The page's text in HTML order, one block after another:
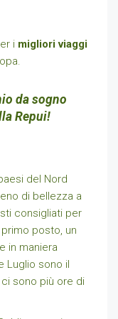
i migliori viaggi
da sogno
Repui!
del Nord
di bellezza a
consigliati per
posto, un
in maniera
Luglio sono il
sono più ore di